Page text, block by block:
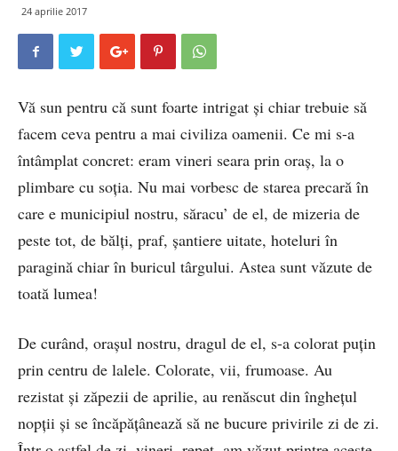
24 aprilie 2017
Vă sun pentru că sunt foarte intrigat și chiar trebuie să
facem ceva pentru a mai civiliza oamenii. Ce mi s-a
întâmplat concret: eram vineri seara prin oraș, la o
plimbare cu soția. Nu mai vorbesc de starea precară în
care e municipiul nostru, săracu’ de el, de mizeria de
peste tot, de bălți, praf, șantiere uitate, hoteluri în
paragină chiar în buricul târgului. Astea sunt văzute de
toată lumea!
De curând, orașul nostru, dragul de el, s-a colorat puțin
prin centru de lalele. Colorate, vii, frumoase. Au
rezistat și zăpezii de aprilie, au renăscut din înghețul
nopții și se încăpățânează să ne bucure privirile zi de zi.